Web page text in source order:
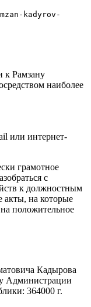
kadyrov-
к Рамзану
наиболее
или интернет-
грамотное
с
к должностным
акты, на которые
положительное
Кадырова
Администрации
364000 г.